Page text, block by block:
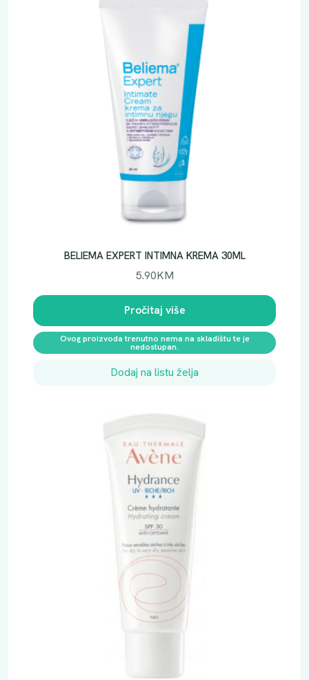
BELIEMA EXPERT INTIMNA KREMA 30ML
5.90KM
Pročitaj više
Ovog proizvoda trenutno nema na skladištu te je
nedostupan.
Dodaj na listu želja